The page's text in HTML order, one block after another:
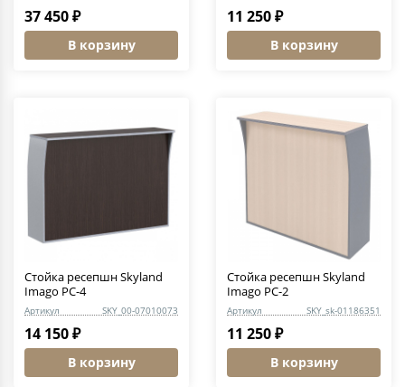
37 450 ₽
В корзину
11 250 ₽
В корзину
Стойка ресепшн Skyland
Imago РС-4
Артикул SKY_00-07010073
14 150 ₽
В корзину
Стойка ресепшн Skyland
Imago РС-2
Артикул SKY_sk-01186351
11 250 ₽
В корзину